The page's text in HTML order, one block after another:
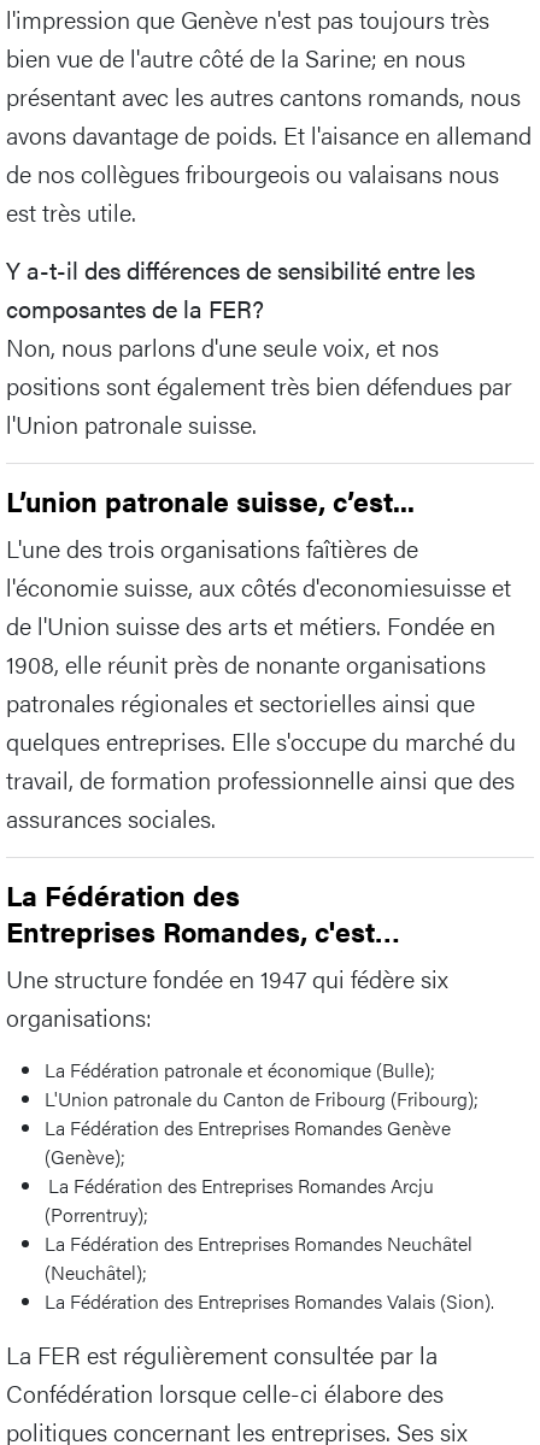
l'impression que Genève n'est pas toujours très
bien vue de l'autre côté de la Sarine; en nous
présentant avec les autres cantons romands, nous
avons davantage de poids. Et l'aisance en allemand
de nos collègues fribourgeois ou valaisans nous
est très utile.
Y a-t-il des différences de sensibilité entre les
composantes de la FER?
Non, nous parlons d'une seule voix, et nos
positions sont également très bien défendues par
l'Union patronale suisse.
L’union patronale suisse, c’est...
L'une des trois organisations faîtières de
l'économie suisse, aux côtés d'economiesuisse et
de l'Union suisse des arts et métiers. Fondée en
1908, elle réunit près de nonante organisations
patronales régionales et sectorielles ainsi que
quelques entreprises. Elle s'occupe du marché du
travail, de formation professionnelle ainsi que des
assurances sociales.
La Fédération des
Entreprises Romandes, c'est…
Une structure fondée en 1947 qui fédère six
organisations:
La Fédération patronale et économique (Bulle);
L'Union patronale du Canton de Fribourg (Fribourg);
La Fédération des Entreprises Romandes Genève
(Genève);
La Fédération des Entreprises Romandes Arcju
(Porrentruy);
La Fédération des Entreprises Romandes Neuchâtel
(Neuchâtel);
La Fédération des Entreprises Romandes Valais (Sion).
La FER est régulièrement consultée par la
Confédération lorsque celle-ci élabore des
politiques concernant les entreprises. Ses six